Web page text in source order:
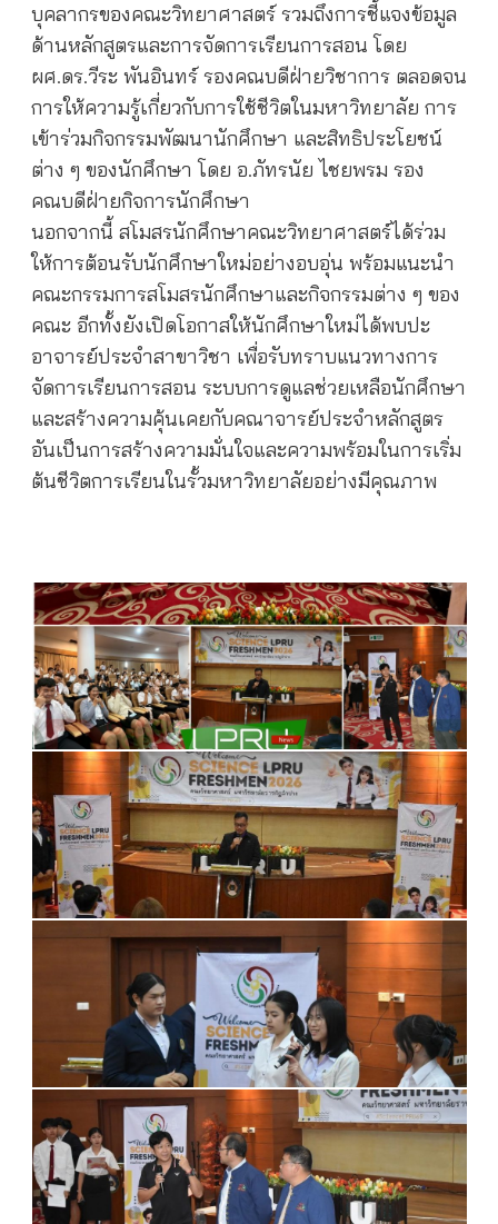
บุคลากรของคณะวิทยาศาสตร์ รวมถึงการชี้แจงข้อมูล
ด้านหลักสูตรและการจัดการเรียนการสอน โดย
ผศ.ดร.วีระ พันอินทร์ รองคณบดีฝ่ายวิชาการ ตลอดจน
การให้ความรู้เกี่ยวกับการใช้ชีวิตในมหาวิทยาลัย การ
เข้าร่วมกิจกรรมพัฒนานักศึกษา และสิทธิประโยชน์
ต่าง ๆ ของนักศึกษา โดย อ.ภัทรนัย ไชยพรม รอง
คณบดีฝ่ายกิจการนักศึกษา
นอกจากนี้ สโมสรนักศึกษาคณะวิทยาศาสตร์ได้ร่วม
ให้การต้อนรับนักศึกษาใหม่อย่างอบอุ่น พร้อมแนะนำ
คณะกรรมการสโมสรนักศึกษาและกิจกรรมต่าง ๆ ของ
คณะ อีกทั้งยังเปิดโอกาสให้นักศึกษาใหม่ได้พบปะ
อาจารย์ประจำสาขาวิชา เพื่อรับทราบแนวทางการ
จัดการเรียนการสอน ระบบการดูแลช่วยเหลือนักศึกษา
และสร้างความคุ้นเคยกับคณาจารย์ประจำหลักสูตร
อันเป็นการสร้างความมั่นใจและความพร้อมในการเริ่ม
ต้นชีวิตการเรียนในรั้วมหาวิทยาลัยอย่างมีคุณภาพ